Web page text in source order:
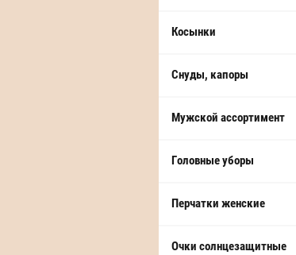
Косынки
Снуды, капоры
Мужской ассортимент
Головные уборы
Перчатки женские
Очки солнцезащитные